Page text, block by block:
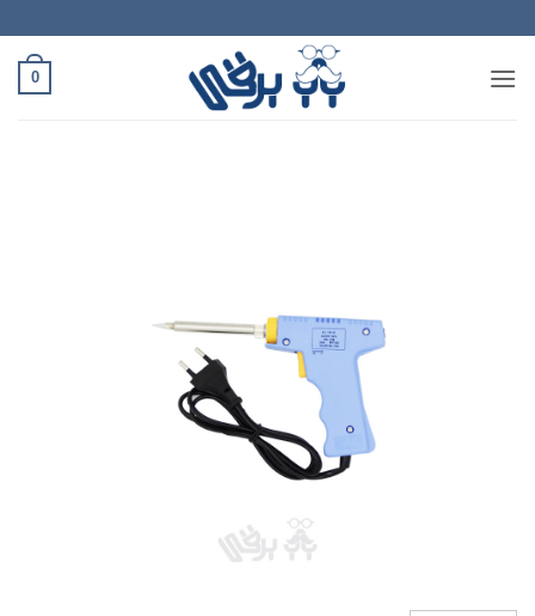
to
content
0